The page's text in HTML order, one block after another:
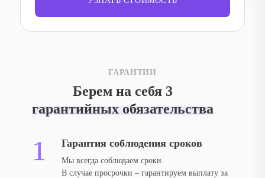
ГАРАНТИИ
Берем на себя 3
гарантийных обязательства
Гарантия соблюдения сроков
Мы всегда соблюдаем сроки.
В случае просрочки – гарантируем выплату за